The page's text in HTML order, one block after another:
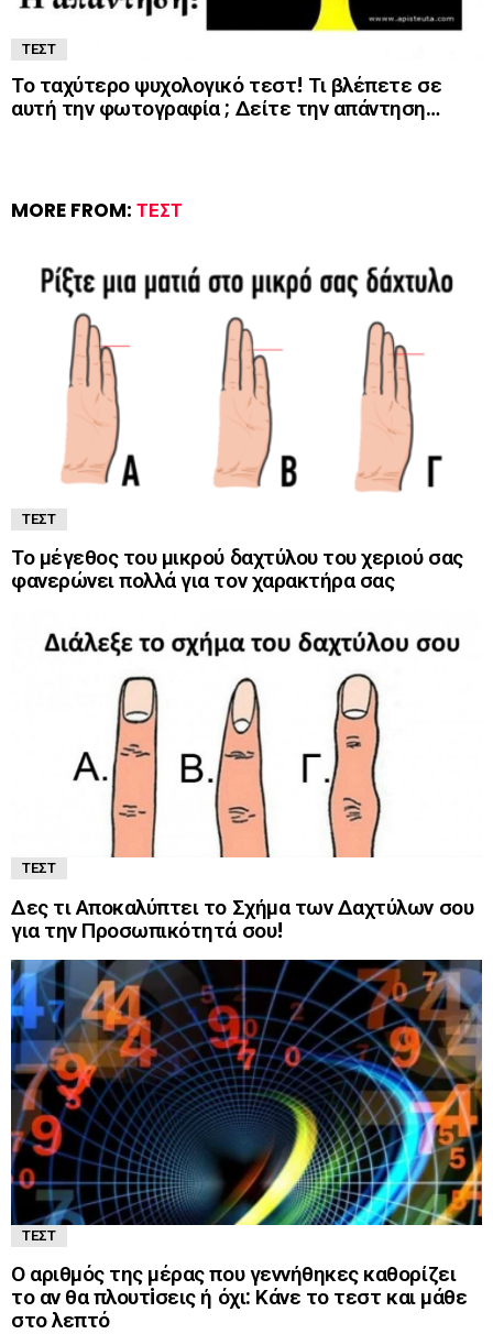
ΤΕΣΤ
Το ταχύτερο ψυχολογικό τεστ! Τι βλέπετε σε
αυτή την φωτογραφία ; Δείτε την απάντηση…
MORE FROM: ΤΕΣΤ
ΤΕΣΤ
Το μέγεθος του μικρού δαχτύλου του χεριού σας
φανερώνει πολλά για τον χαρακτήρα σας
ΤΕΣΤ
Δες τι Αποκαλύπτει το Σχήμα των Δαχτύλων σου
για την Προσωπικότητά σου!
ΤΕΣΤ
Ο αριθμός της μέρας που γεννήθηκες καθορίζει
το αν θα πλουτiσεις ή όχι: Κάνε το τεστ και μάθε
στο λεπτό